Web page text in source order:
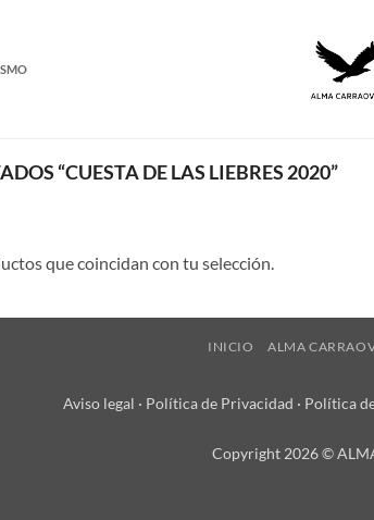
“CUESTA DE LAS LIEBRES 2020”
que coincidan con tu selección.
INICIO ALMA
Aviso legal · Política de Privacidad · Política
Copyright 2026 ©